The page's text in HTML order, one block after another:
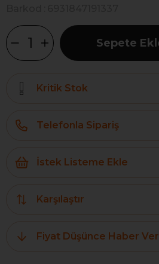
Kritik Stok
Telefonla Sipariş
İstek Listeme Ekle
Karşılaştır
Fiyat Düşünce Haber Ver